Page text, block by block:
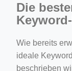
Die
Wie bereits
ideale
beschrieben